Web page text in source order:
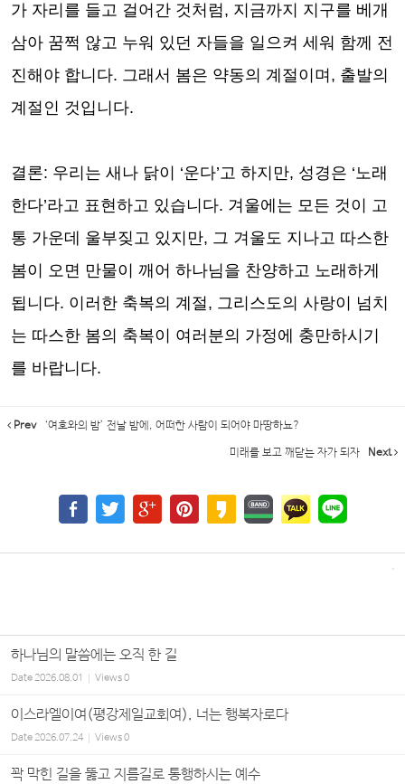
가 자리를 들고 걸어간 것처럼, 지금까지 지구를 베개
삼아 꿈쩍 않고 누워 있던 자들을 일으켜 세워 함께 전
진해야 합니다. 그래서 봄은 약동의 계절이며 , 출발의
계절인 것입니다.
결론: 우리는 새나 닭이 ‘운다’고 하지만, 성경은 ‘노래
한다’라고 표현하고 있습니다. 겨울에는 모든 것이 고
통 가운데 울부짖고 있지만, 그 겨울도 지나고 따스한
봄이 오면 만물이 깨어 하나님을 찬양하고 노래하게
됩니다. 이러한 축복의 계절 , 그리스도의 사랑이 넘치
는 따스한 봄의 축복이 여러분의 가정에 충만하시기
를 바랍니다.
Prev ‘여호와의 밤’ 전날 밤에, 어떠한 사람이 되어야 마땅하뇨?
미래를 보고 깨닫는 자가 되자 Next
하나님의 말씀에는 오직 한 길
Date2026.08.01 Views0
이스라엘이여(평강제일교회여), 너는 행복자로다
Date2026.07.24 Views0
꽉 막힌 길을 뚫고 지름길로 통행하시는 예수